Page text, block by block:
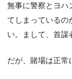
無事に警察とヨハ
てしまっているの
い。まして、首謀
だが、賭場は正常